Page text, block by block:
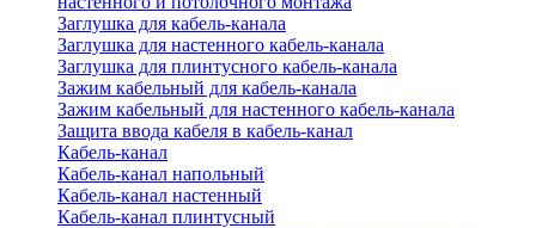
Заглушка для кабель-канала
Заглушка для настенного кабель-канала
Заглушка для плинтусного кабель-канала
Зажим кабельный для кабель-канала
Зажим кабельный для настенного кабель-канала
Защита ввода кабеля в кабель-канал
Кабель-канал
Кабель-канал напольный
Кабель-канал настенный
Кабель-канал плинтусный